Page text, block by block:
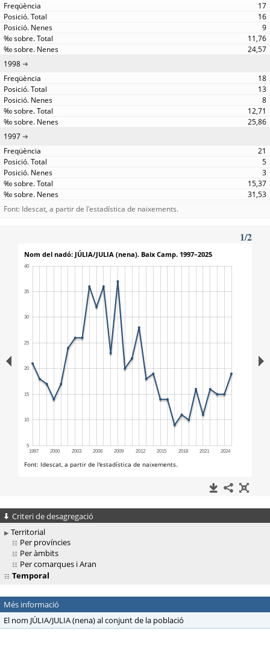
17
16
9
11,76
24,57
1998
18
13
8
12,71
25,86
1997
21
5
3
15,37
31,53
Font: Idescat, a partir de l'estadística de naixements.
Criteri de desagregació
Territorial
Per províncies
Per àmbits
Per comarques i Aran
Temporal
Més informació
El nom JÚLIA/JULIA (nena) al conjunt de la població